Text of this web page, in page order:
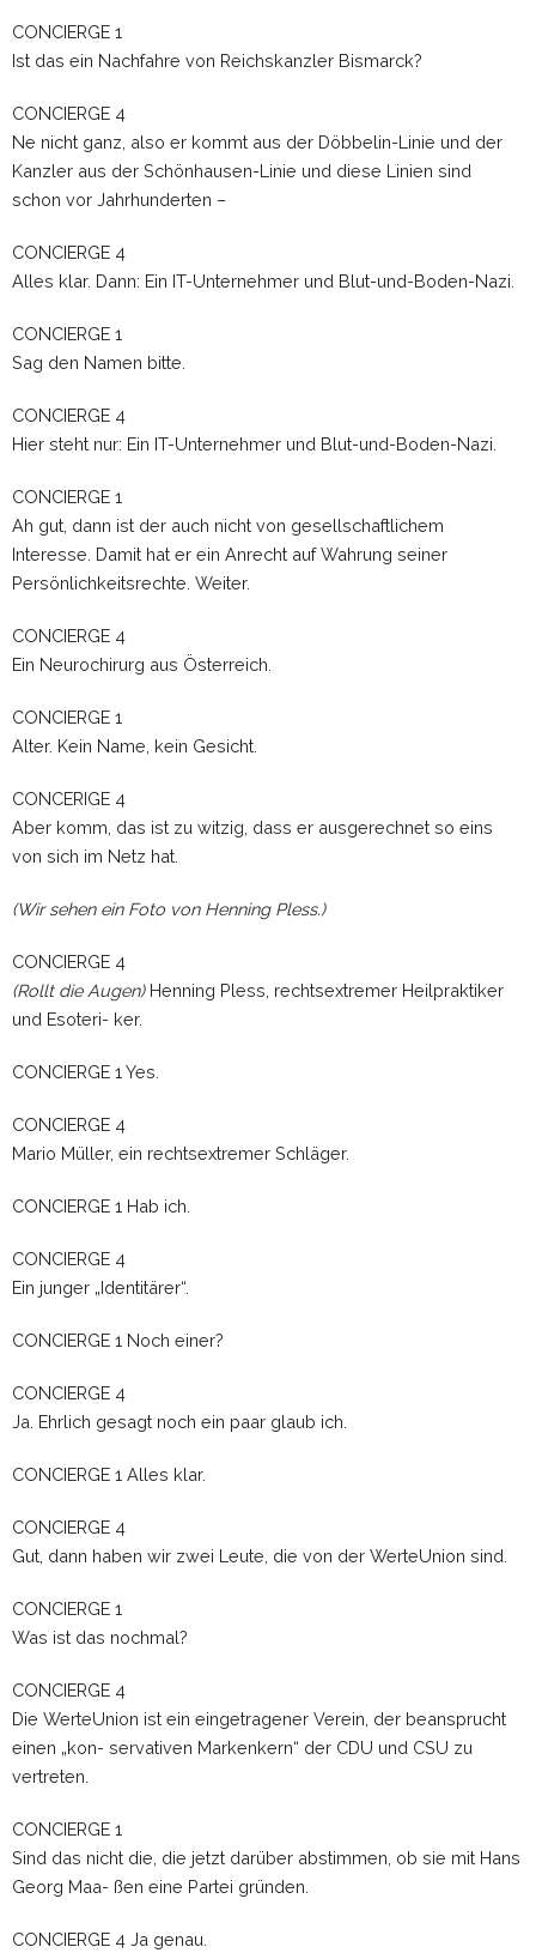
CONCIERGE 1
Ist das ein Nachfahre von Reichskanzler Bismarck?
CONCIERGE 4
Ne nicht ganz, also er kommt aus der Döbbelin-Linie und der
Kanzler aus der Schönhausen-Linie und diese Linien sind
schon vor Jahrhunderten –
CONCIERGE 4
Alles klar. Dann: Ein IT-Unternehmer und Blut-und-Boden-Nazi.
CONCIERGE 1
Sag den Namen bitte.
CONCIERGE 4
Hier steht nur: Ein IT-Unternehmer und Blut-und-Boden-Nazi.
CONCIERGE 1
Ah gut, dann ist der auch nicht von gesellschaftlichem
Interesse. Damit hat er ein Anrecht auf Wahrung seiner
Persönlichkeitsrechte. Weiter.
CONCIERGE 4
Ein Neurochirurg aus Österreich.
CONCIERGE 1
Alter. Kein Name, kein Gesicht.
CONCERIGE 4
Aber komm, das ist zu witzig, dass er ausgerechnet so eins
von sich im Netz hat.
(Wir sehen ein Foto von Henning Pless.)
CONCIERGE 4
(Rollt die Augen) Henning Pless, rechtsextremer Heilpraktiker
und Esoteri- ker.
CONCIERGE 1 Yes.
CONCIERGE 4
Mario Müller, ein rechtsextremer Schläger.
CONCIERGE 1 Hab ich.
CONCIERGE 4
Ein junger „Identitärer“.
CONCIERGE 1 Noch einer?
CONCIERGE 4
Ja. Ehrlich gesagt noch ein paar glaub ich.
CONCIERGE 1 Alles klar.
CONCIERGE 4
Gut, dann haben wir zwei Leute, die von der WerteUnion sind.
CONCIERGE 1
Was ist das nochmal?
CONCIERGE 4
Die WerteUnion ist ein eingetragener Verein, der beansprucht
einen „kon- servativen Markenkern“ der CDU und CSU zu
vertreten.
CONCIERGE 1
Sind das nicht die, die jetzt darüber abstimmen, ob sie mit Hans
Georg Maa- ßen eine Partei gründen.
CONCIERGE 4 Ja genau.